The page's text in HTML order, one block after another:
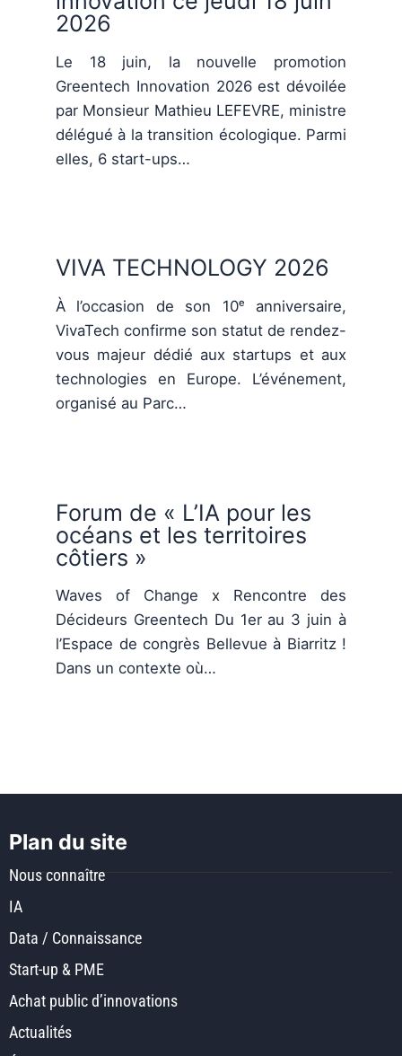
2026
Le 18 juin, la nouvelle promotion
Greentech Innovation 2026 est dévoilée
par Monsieur Mathieu LEFEVRE, ministre
délégué à la transition écologique. Parmi
elles, 6 start-ups…
VIVA TECHNOLOGY 2026
À l’occasion de son 10ᵉ anniversaire,
VivaTech confirme son statut de rendez-
vous majeur dédié aux startups et aux
technologies en Europe. L’événement,
organisé au Parc…
Forum de « L’IA pour les
océans et les territoires
côtiers »
Waves of Change x Rencontre des
Décideurs Greentech Du 1er au 3 juin à
l’Espace de congrès Bellevue à Biarritz !
Dans un contexte où…
Plan du site
Nous connaître
IA
Data / Connaissance
Start-up & PME
Achat public d’innovations
Actualités